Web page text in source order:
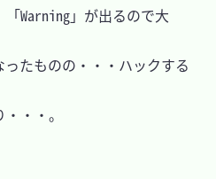
「Warning」が出るので大
たものの・・・ハックする
・・。